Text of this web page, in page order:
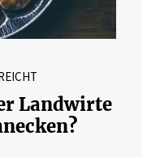
Landwirte